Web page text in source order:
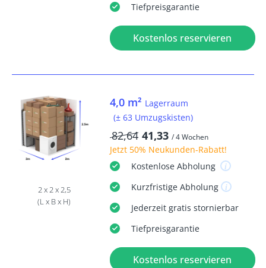
Tiefpreisgarantie
Kostenlos reservieren
2 x 2 x 2,5
(L x B x H)
4,0 m² Lagerraum
(± 63 Umzugskisten)
82,64 41,33 / 4 Wochen
Jetzt 50% Neukunden-Rabatt!
KostenloseAbholung
KurzfristigeAbholung
Jederzeit gratis stornierbar
Tiefpreisgarantie
Kostenlos reservieren